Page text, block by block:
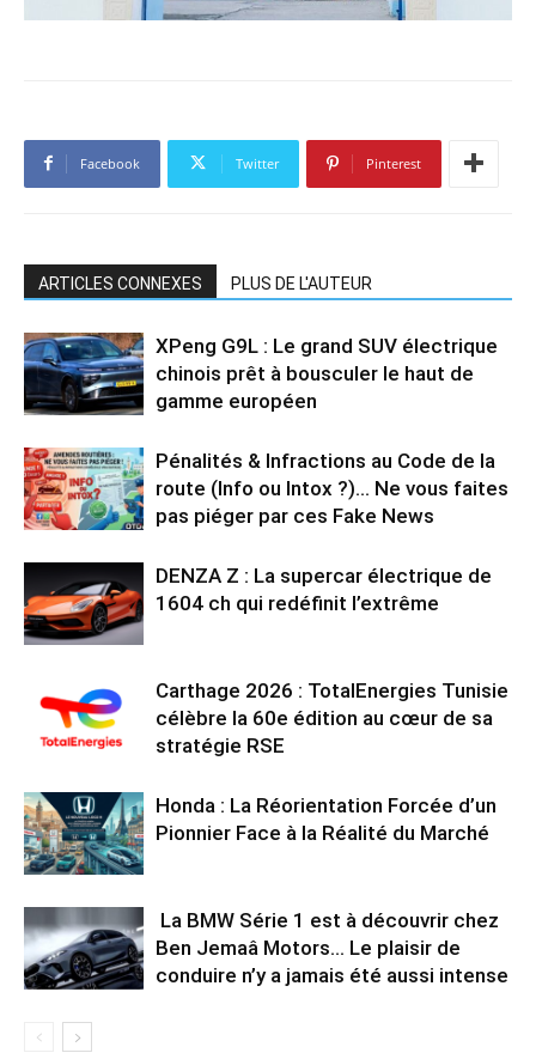
Facebook Twitter Pinterest
ARTICLES CONNEXES PLUS DE L'AUTEUR
XPeng G9L : Le grand SUV électrique
chinois prêt à bousculer le haut de
gamme européen
Pénalités & Infractions au Code de la
route (Info ou Intox ?)… Ne vous faites
pas piéger par ces Fake News
DENZA Z : La supercar électrique de
1604 ch qui redéfinit l’extrême
Carthage 2026 : TotalEnergies Tunisie
célèbre la 60e édition au cœur de sa
stratégie RSE
Honda : La Réorientation Forcée d’un
Pionnier Face à la Réalité du Marché
La BMW Série 1 est à découvrir chez
Ben Jemaâ Motors… Le plaisir de
conduire n’y a jamais été aussi intense